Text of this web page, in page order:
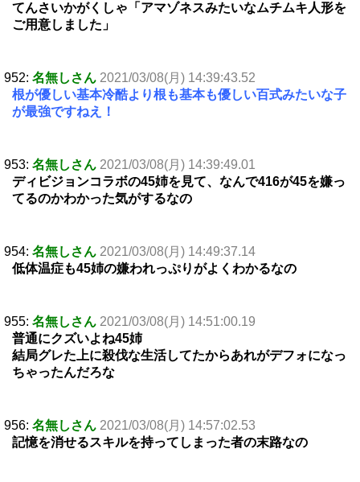
てんさいかがくしゃ「アマゾネスみたいなムチムキ人形を
ご用意しました」
952: 名無しさん 2021/03/08(月) 14:39:43.52
根が優しい基本冷酷より根も基本も優しい百式みたいな子
が最強ですねえ！
953: 名無しさん 2021/03/08(月) 14:39:49.01
ディビジョンコラボの45姉を見て、なんで416が45を嫌っ
てるのかわかった気がするなの
954: 名無しさん 2021/03/08(月) 14:49:37.14
低体温症も45姉の嫌われっぷりがよくわかるなの
955: 名無しさん 2021/03/08(月) 14:51:00.19
普通にクズいよね45姉
結局グレた上に殺伐な生活してたからあれがデフォになっ
ちゃったんだろな
956: 名無しさん 2021/03/08(月) 14:57:02.53
記憶を消せるスキルを持ってしまった者の末路なの